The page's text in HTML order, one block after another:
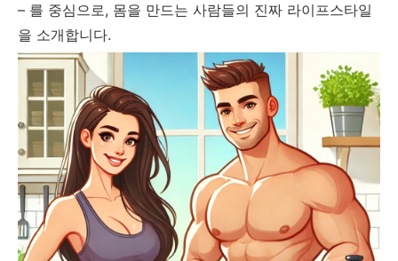
– 를 중심으로, 몸을 만드는 사람들의 진짜 라이프스타일
을 소개합니다.